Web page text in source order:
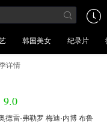
韩国美女 纪录片
详情
9.0
德雷·弗勒罗 梅迪·内博 布鲁